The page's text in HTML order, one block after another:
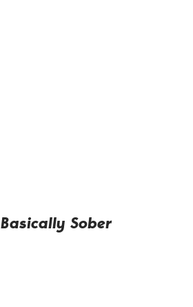
Basically Sober